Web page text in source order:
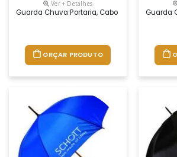
Ver + Detalhes
Guarda Chuva Portaria, Cabo Reto.
ORÇAR PRODUTO
Guarda